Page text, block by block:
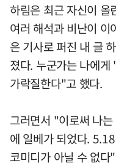
하림은 최근 자신이 올
여러 해석과 비난이
은 기사로 퍼진 내 글
졌다. 누군가는 나에
가락질한다"고 했다.
그러면서 "이로써 나
에 일베가 되었다.
코미디가 아닐 수 없다